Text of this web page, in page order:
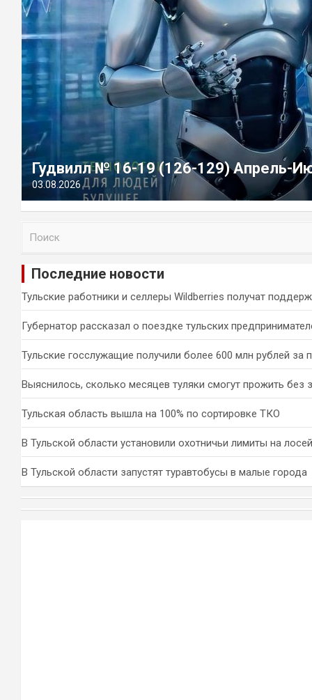
Гудвилл № 16-19 (126-129) Апрель-
03.08.2026
и
Последние новости
Тульские работники и селлеры Wildberries получат
Губернатор рассказал о поездке тульских
Тульские госслужащие получили более 600 млн рублей за
Выяснилось, сколько месяцев туляки смогут прожить без
Тульская область вышла на 100% по сортировке ТКО
В Тульской области установили охотничьи лимиты на
В Тульской области запустят туравтобусы в малые города